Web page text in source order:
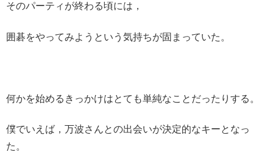
そのパーティが終わる頃には，
囲碁をやってみようという気持ちが固まっていた。
何かを始めるきっかけはとても単純なことだったりする。
僕でいえば，万波さんとの出会いが決定的なキーとなっ
た。